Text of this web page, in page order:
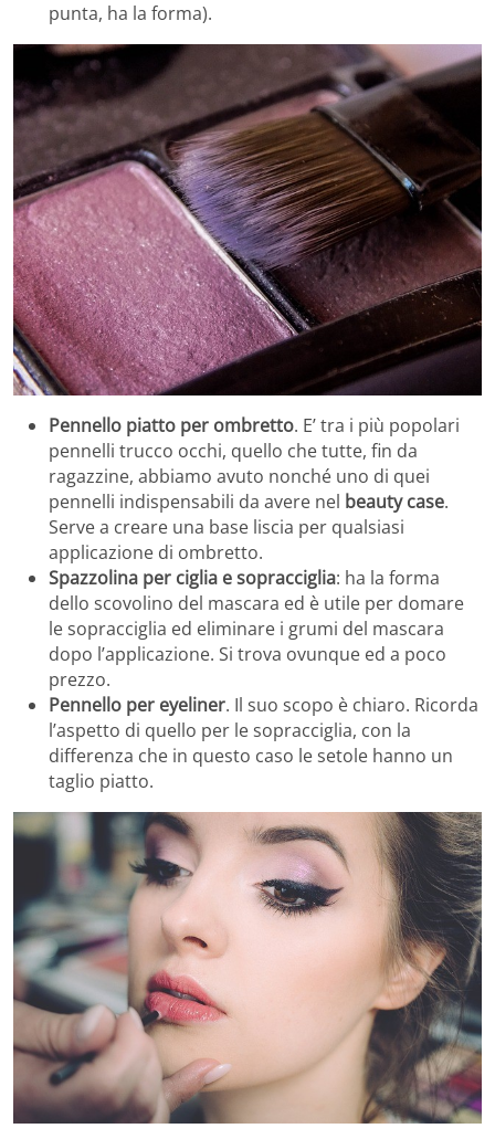
punta, ha la forma).
Pennello piatto per ombretto. E’ tra i più popolari
pennelli trucco occhi, quello che tutte, fin da
ragazzine, abbiamo avuto nonché uno di quei
pennelli indispensabili da avere nel beauty case.
Serve a creare una base liscia per qualsiasi
applicazione di ombretto.
Spazzolina per ciglia e sopracciglia: ha la forma
dello scovolino del mascara ed è utile per domare
le sopracciglia ed eliminare i grumi del mascara
dopo l’applicazione. Si trova ovunque ed a poco
prezzo.
Pennello per eyeliner. Il suo scopo è chiaro. Ricorda
l’aspetto di quello per le sopracciglia, con la
differenza che in questo caso le setole hanno un
taglio piatto.